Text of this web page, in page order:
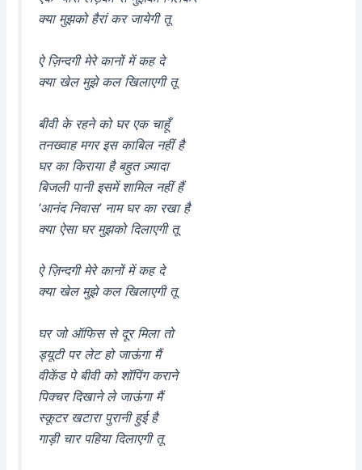
क्या मुझको हैरां कर जायेगी तू
ऐ ज़िन्दगी मेरे कानों में कह दे
क्या खेल मुझे कल खिलाएगी तू
बीवी के रहने को घर एक चाहूँ
तनख्वाह मगर इस काबिल नहीं है
घर का किराया है बहुत ज़्यादा
बिजली पानी इसमें शामिल नहीं हैं
‘आनंद निवास’ नाम घर का रखा है
क्या ऐसा घर मुझको दिलाएगी तू
ऐ ज़िन्दगी मेरे कानों में कह दे
क्या खेल मुझे कल खिलाएगी तू
घर जो ऑफिस से दूर मिला तो
ड्यूटी पर लेट हो जाऊंगा मैं
वीकेंड पे बीवी को शॉपिंग कराने
पिक्चर दिखाने ले जाऊंगा मैं
स्कूटर खटारा पुरानी हुई है
गाड़ी चार पहिया दिलाएगी तू